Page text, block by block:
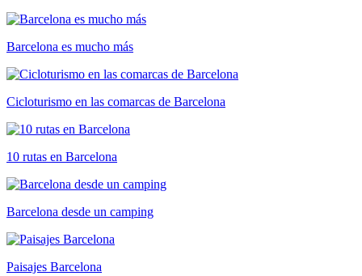
Barcelona es mucho más
Cicloturismo en las comarcas de Barcelona
10 rutas en Barcelona
Barcelona desde un camping
Paisajes Barcelona